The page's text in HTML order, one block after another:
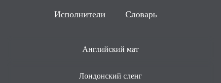
Исполнители Словарь
Английский мат
Лондонский сленг